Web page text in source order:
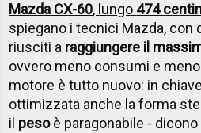
Mazda CX-60, lungo 474
spiegano i tecnici Mazda, con
riusciti a raggiungere il
ovvero meno consumi e
motore è tutto nuovo: in
ottimizzata anche la forma
il pesoè paragonabile -